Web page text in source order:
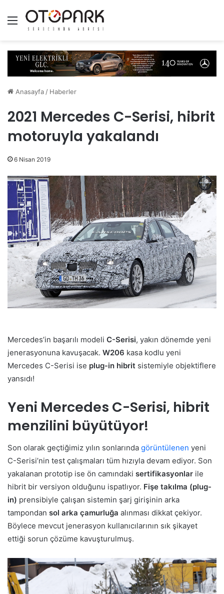
Menü
Anasayfa / Haberler
2021 Mercedes C-Serisi, hibrit
motoruyla yakalandı
6 Nisan 2019
Mercedes’in başarılı modeli C-Serisi, yakın dönemde yeni
jenerasyonuna kavuşacak. W206 kasa kodlu yeni
Mercedes C-Serisi ise plug-in hibrit sistemiyle objektiflere
yansıdı!
Yeni Mercedes C-Serisi, hibrit
menzilini büyütüyor!
Son olarak geçtiğimiz yılın sonlarında görüntülenen yeni
C-Serisi’nin test çalışmaları tüm hızıyla devam ediyor. Son
yakalanan prototip ise ön camındaki sertifikasyonlar ile
hibrit bir versiyon olduğunu ispatlıyor. Fişe takılma (plug-
in) prensibiyle çalışan sistemin şarj girişinin arka
tampondan sol arka çamurluğa alınması dikkat çekiyor.
Böylece mevcut jenerasyon kullanıcılarının sık şikayet
ettiği sorun çözüme kavuşturulmuş.